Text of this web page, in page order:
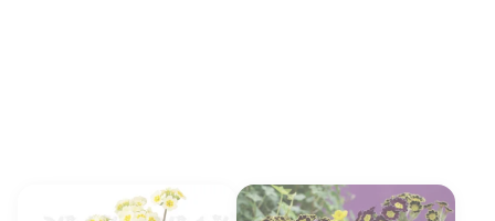
ПРИМУЛА VERIS